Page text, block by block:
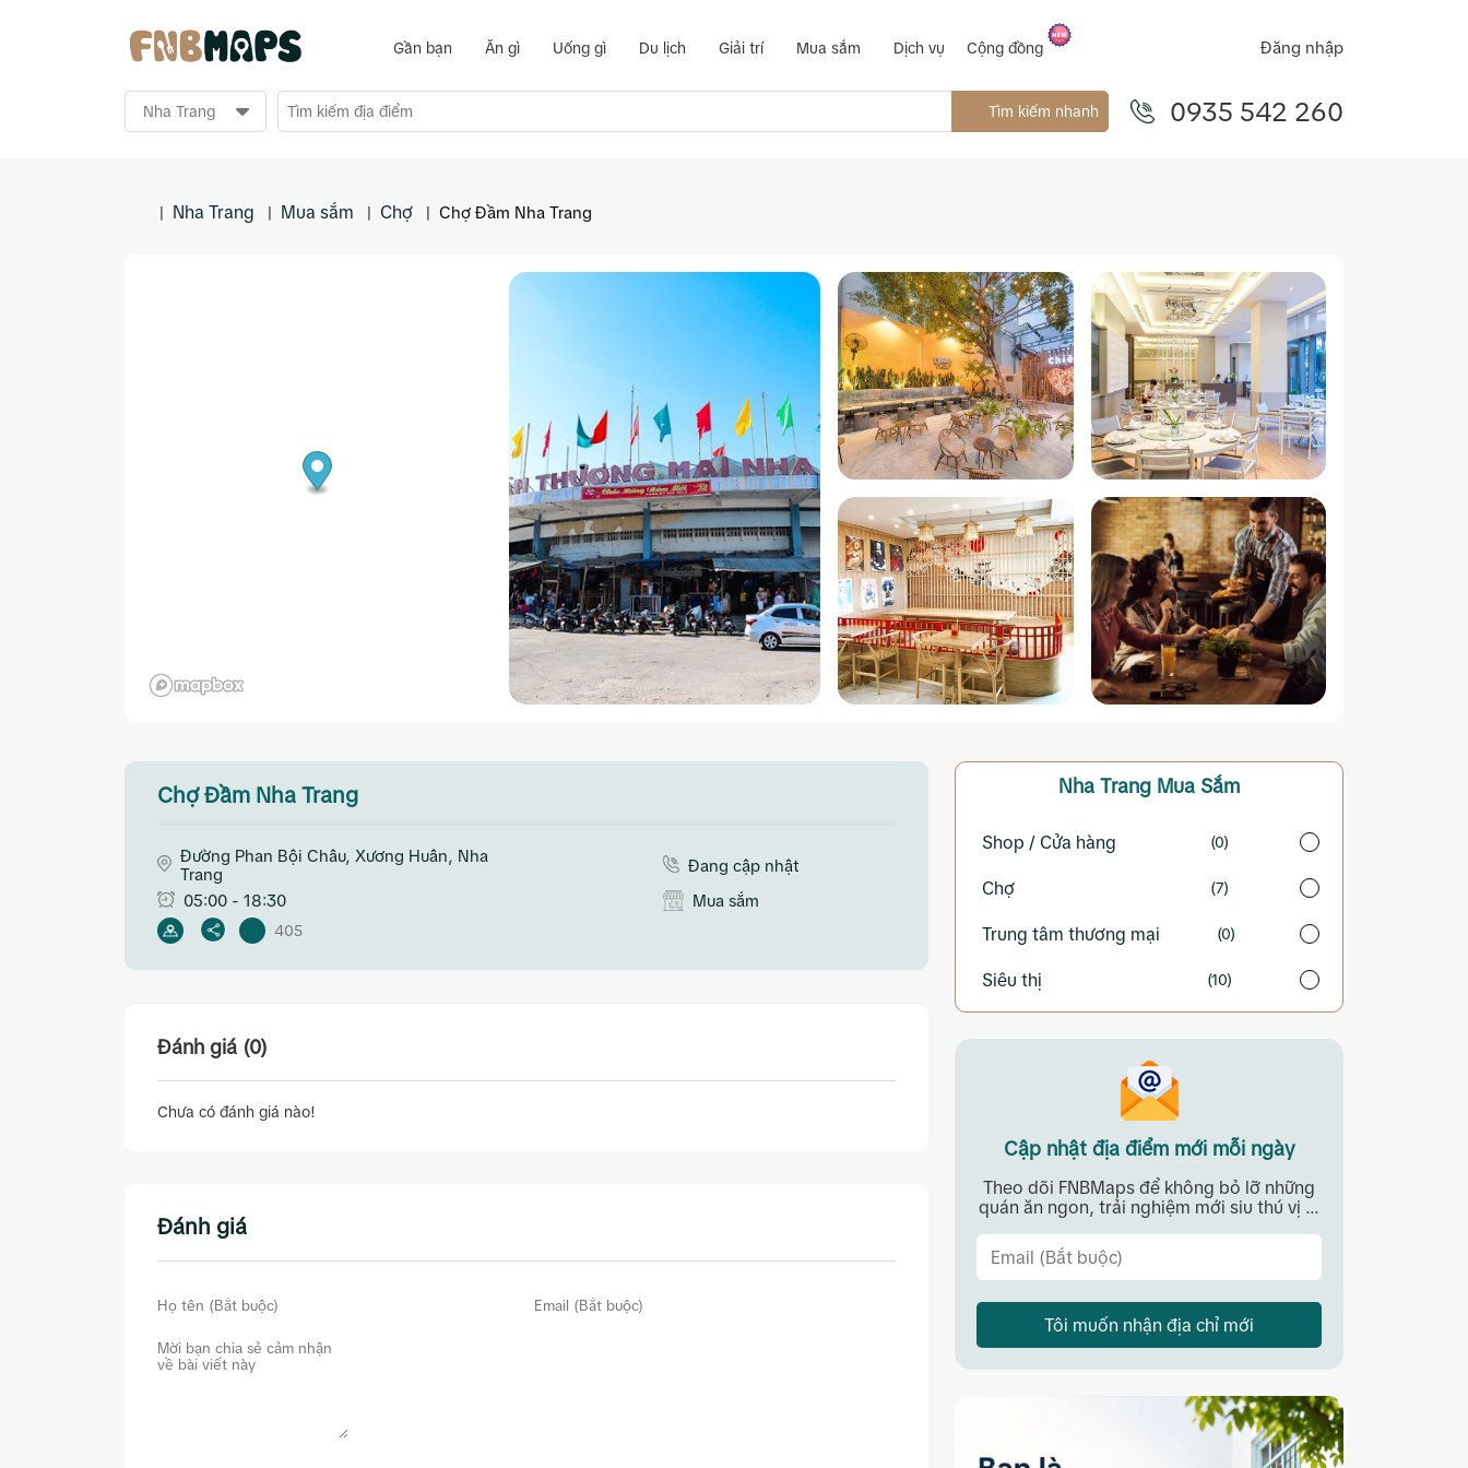
Gần bạn Ăn gì Uống gì Du lịch Giải trí Mua sắm Dịch vụ Cộng đồng Đăng nhập
Tìm kiếm nhanh 0935 542 260
| Nha Trang | Mua sắm | Chợ | Chợ Đầm Nha Trang
Chợ Đầm Nha Trang
Đường Phan Bội Châu, Xương Huân, Nha
Trang
Đang cập nhật
05:00 - 18:30
Mua sắm
405
Đánh giá (0)
Chưa có đánh giá nào!
Đánh giá
Nha Trang Mua Sắm
Shop / Cửa hàng (0)
Chợ (7)
Trung tâm thương mại (0)
Siêu thị (10)
Cập nhật địa điểm mới mỗi ngày
Theo dõi FNBMaps để không bỏ lỡ những
quán ăn ngon, trải nghiệm mới siu thú vị ...
Tôi muốn nhận địa chỉ mới